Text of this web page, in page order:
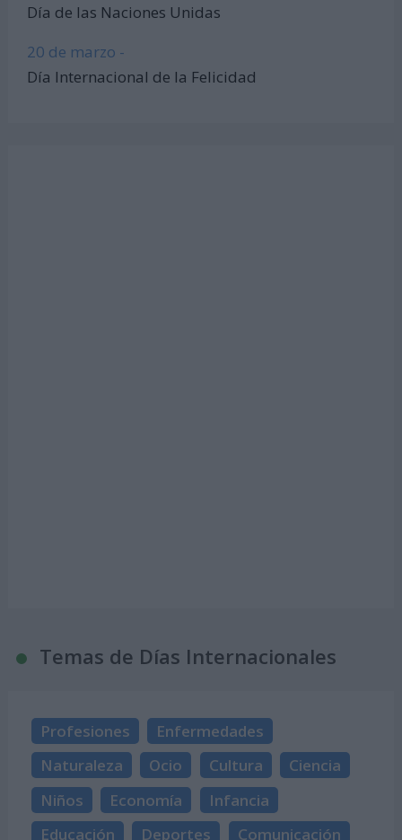
Día de las Naciones Unidas
20 de marzo -
Día Internacional de la Felicidad
Temas de Días Internacionales
Profesiones
Enfermedades
Naturaleza
Ocio Cultura
Ciencia
Niños
Economía
Infancia
Educación
Deportes Comunicación